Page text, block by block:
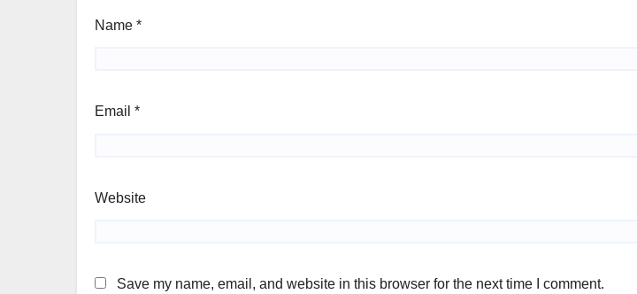
Name *
Email *
Website
Save my name, email, and website in this browser for the next time I comment.